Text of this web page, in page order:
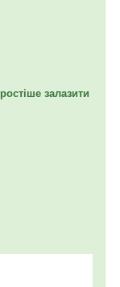
залазити